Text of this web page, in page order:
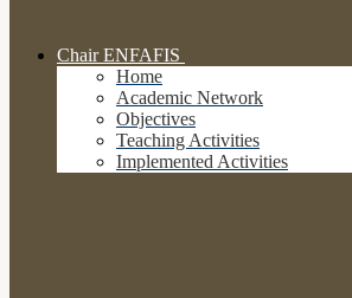
Chair ENFAFIS
Home
Academic Network
Objectives
Teaching Activities
Implemented Activities